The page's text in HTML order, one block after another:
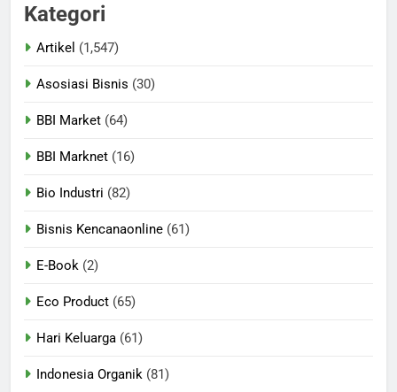
Kategori
Artikel (1,547)
Asosiasi Bisnis (30)
BBI Market (64)
BBI Marknet (16)
Bio Industri (82)
Bisnis Kencanaonline (61)
E-Book (2)
Eco Product (65)
Hari Keluarga (61)
Indonesia Organik (81)